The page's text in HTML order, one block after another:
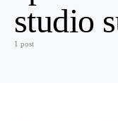
studio
1 post